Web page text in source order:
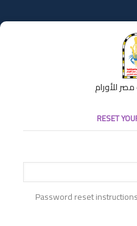
للأورام
RESET
Password reset